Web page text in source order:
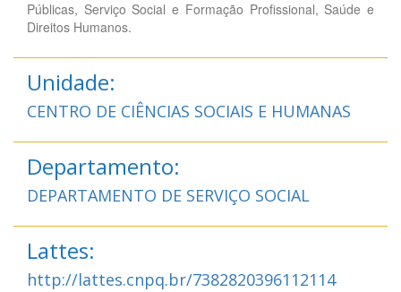
Públicas, Serviço Social e Formação Profissional, Saúde e
Direitos Humanos.
Unidade:
CENTRO DE CIÊNCIAS SOCIAIS E HUMANAS
Departamento:
DEPARTAMENTO DE SERVIÇO SOCIAL
Lattes:
http://lattes.cnpq.br/7382820396112114